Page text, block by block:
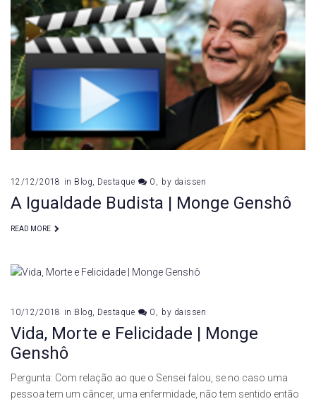
12/12/2018 in Blog Destaque 0 by daissen
A Igualdade Budista | Monge Genshô
READ MORE
10/12/2018 in Blog Destaque 0 by daissen
Vida, Morte e Felicidade | Monge
Genshô
Pergunta: Com relação ao que o Sensei falou, se no caso uma
pessoa tem um câncer, uma enfermidade, não tem sentido então